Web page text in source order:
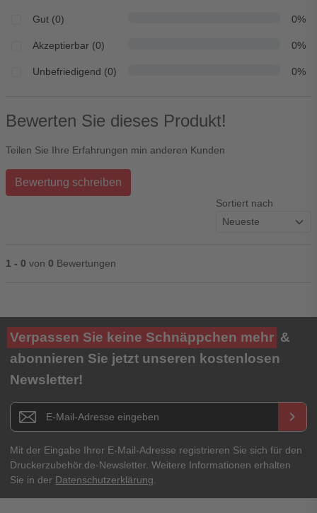
Gut (0) 0%
Akzeptierbar (0) 0%
Unbefriedigend (0) 0%
Bewerten Sie dieses Produkt!
Teilen Sie Ihre Erfahrungen min anderen Kunden
Bewertung schreiben
Sortiert nach
1 - 0 von 0 Bewertungen
Ihre Bewertung**
★★★★★
Titel**
E-Mail-Adresse
Ihr Passwort
Verpassen Sie keine Schnäppchen mehr &
abonnieren Sie jetzt unseren kostenlosen
Newsletter!
Newsletter E-Mail Adresse keyboard_arrow_right
Mit der Eingabe Ihrer E-Mail-Adresse registrieren Sie sich für den
Druckerzubehör.de-Newsletter. Weitere Informationen erhalten
Sie in der Datenschutzerklärung.